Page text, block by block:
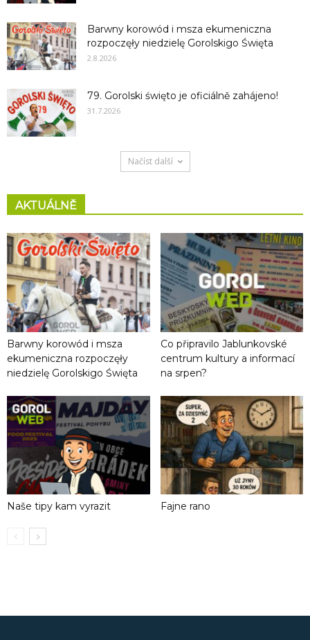
Barwny korowód i msza ekumeniczna
rozpoczęły niedzielę Gorolskigo Święta
2.8.2026
79. Gorolski święto je oficiálně zahájeno!
31.7.2026
Načíst další
AKTUÁLNĚ
Barwny korowód i msza
ekumeniczna rozpoczęły
niedzielę Gorolskigo Święta
Co připravilo Jablunkovské
centrum kultury a informací
na srpen?
Naše tipy kam vyrazit Fajne rano